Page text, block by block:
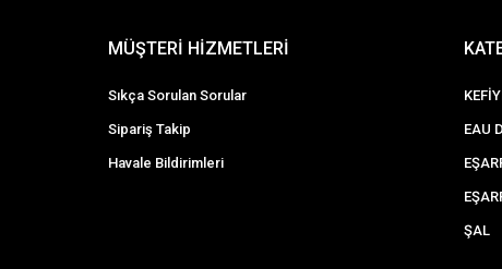
MÜŞTERİ HİZMETLERİ
Sıkça Sorulan Sorular
Sipariş Takip
Havale Bildirimleri
EAU
ŞAL